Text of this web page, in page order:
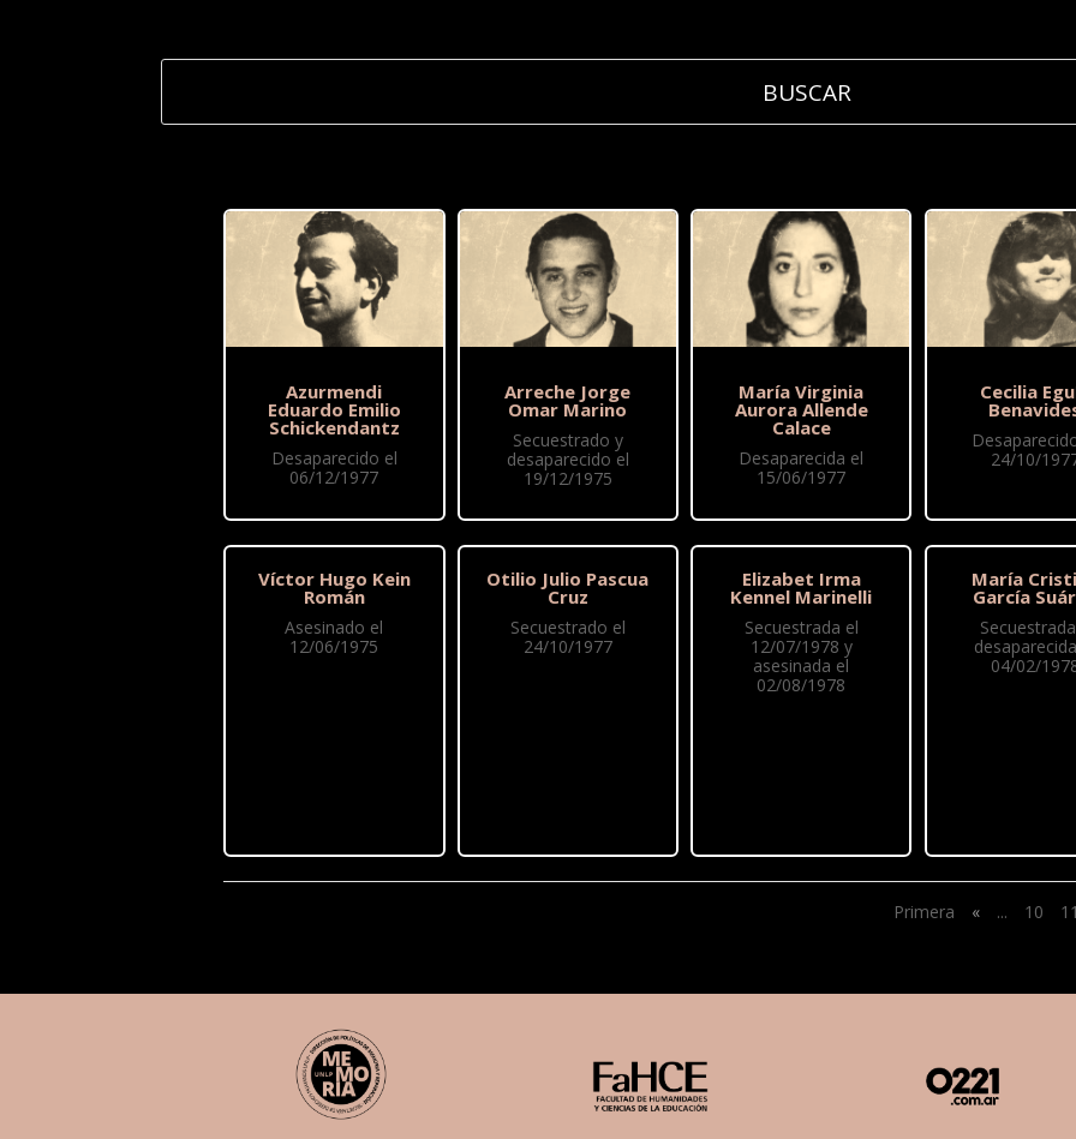
Azurmendi
Eduardo Emilio
Schickendantz
Desaparecido el
06/12/1977
Víctor Hugo Kein
Román
Asesinado el
12/06/1975
Arreche Jorge
Omar Marino
Secuestrado y
desaparecido el
19/12/1975
Otilio Julio Pascua
Cruz
Secuestrado el
24/10/1977
María Virginia
Aurora Allende
Calace
Desaparecida el
15/06/1977
Elizabet Irma
Kennel Marinelli
Secuestrada el
12/07/1978 y
asesinada el
02/08/1978
Cecilia
24/10/
María
García
04/02/
Primera « ... 10 11